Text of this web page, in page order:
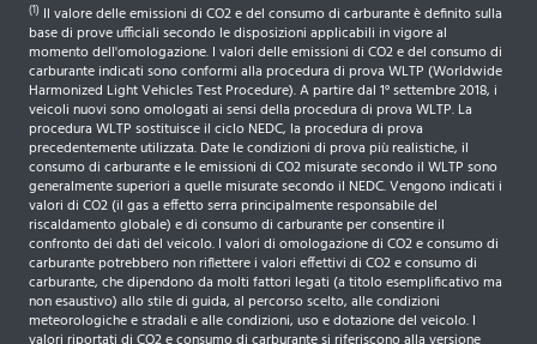
(1) Il valore delle emissioni di CO2 e del consumo di carburante è definito sulla
base di prove ufficiali secondo le disposizioni applicabili in vigore al
momento dell'omologazione. I valori delle emissioni di CO2 e del consumo di
carburante indicati sono conformi alla procedura di prova WLTP (Worldwide
Harmonized Light Vehicles Test Procedure). A partire dal 1° settembre 2018, i
veicoli nuovi sono omologati ai sensi della procedura di prova WLTP. La
procedura WLTP sostituisce il ciclo NEDC, la procedura di prova
precedentemente utilizzata. Date le condizioni di prova più realistiche, il
consumo di carburante e le emissioni di CO2 misurate secondo il WLTP sono
generalmente superiori a quelle misurate secondo il NEDC. Vengono indicati i
valori di CO2 (il gas a effetto serra principalmente responsabile del
riscaldamento globale) e di consumo di carburante per consentire il
confronto dei dati del veicolo. I valori di omologazione di CO2 e consumo di
carburante potrebbero non riflettere i valori effettivi di CO2 e consumo di
carburante, che dipendono da molti fattori legati (a titolo esemplificativo ma
non esaustivo) allo stile di guida, al percorso scelto, alle condizioni
meteorologiche e stradali e alle condizioni, uso e dotazione del veicolo. I